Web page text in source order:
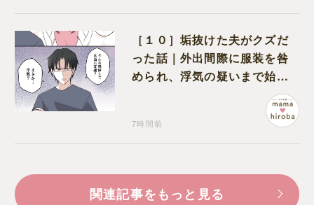
［１０］垢抜けた夫がクズだ
った話｜外出間際に服装を咎
められ、浮気の疑いまで始め
7時間前
関連記事をもっと見る